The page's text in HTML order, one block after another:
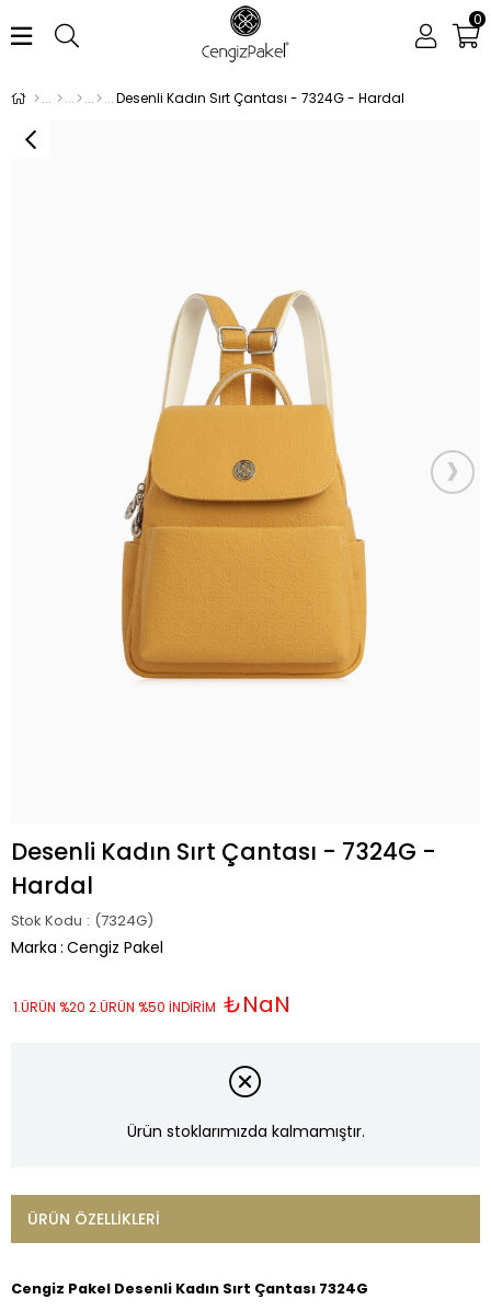
0
Desenli Kadın Sırt Çantası - 7324G - Hardal
›
Desenli Kadın Sırt Çantası - 7324G -
Hardal
Stok Kodu (7324G)
Marka : Cengiz Pakel
1.ÜRÜN %20 2.ÜRÜN %50 İNDİRİM ₺NaN
Ürün stoklarımızda kalmamıştır.
ÜRÜN ÖZELLIKLERI
Cengiz Pakel Desenli Kadın Sırt Çantası 7324G